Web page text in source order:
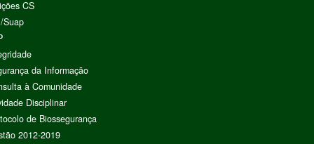
CS
Suap
da Informação
à Comunidade
Disciplinar
de Biossegurança
2012-2019